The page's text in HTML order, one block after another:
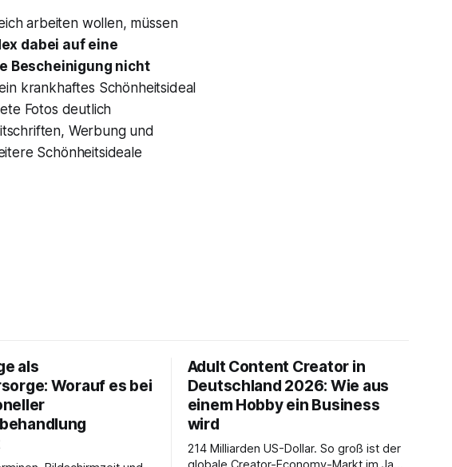
arbeiten wollen, müssen
dabei auf eine
Bescheinigung nicht
krankhaftes Schönheitsideal
Fotos deutlich
Werbung und
Schönheitsideale
als
Worauf es bei
Adult Content Creator in
Deutschland 2026: Wie aus
einem Hobby ein Business
wird
214 Milliarden US-Dollar. So groß ist der